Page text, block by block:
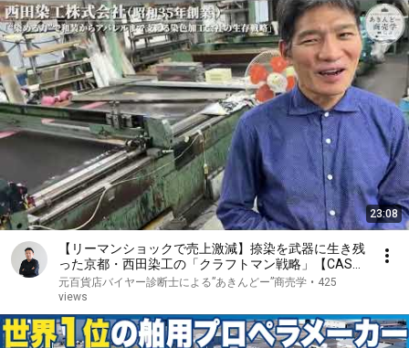
23:08
【リーマンショックで売上激減】捺染を武器に生き残
った京都・西田染工の「クラフトマン戦略」【CASE
FILE.002】
元百貨店バイヤー診断士による”あきんどー”商売学 • 425
views